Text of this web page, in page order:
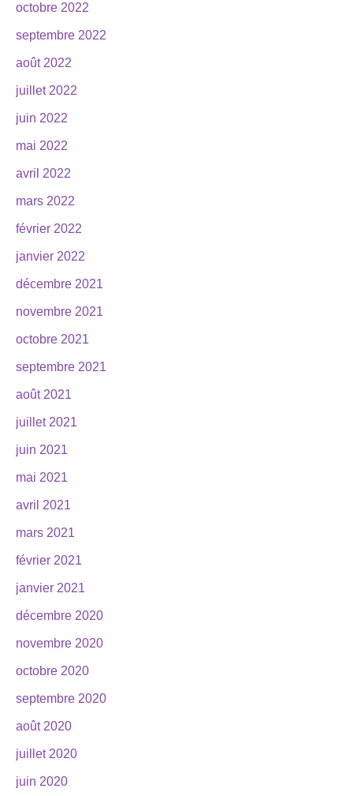
octobre 2022
septembre 2022
août 2022
juillet 2022
juin 2022
mai 2022
avril 2022
mars 2022
février 2022
janvier 2022
décembre 2021
novembre 2021
octobre 2021
septembre 2021
août 2021
juillet 2021
juin 2021
mai 2021
avril 2021
mars 2021
février 2021
janvier 2021
décembre 2020
novembre 2020
octobre 2020
septembre 2020
août 2020
juillet 2020
juin 2020